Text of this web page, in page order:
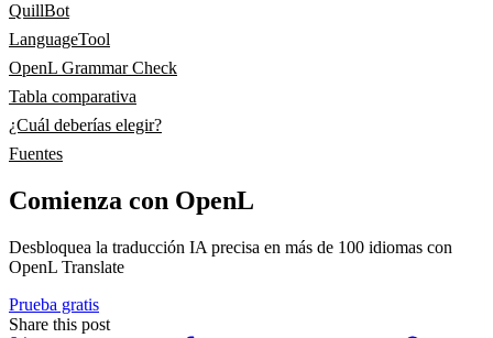
QuillBot
LanguageTool
OpenL Grammar Check
Tabla comparativa
¿Cuál deberías elegir?
Fuentes
Comienza con OpenL
Desbloquea la traducción IA precisa en más de 100 idiomas con
OpenL Translate
Prueba gratis
Share this post